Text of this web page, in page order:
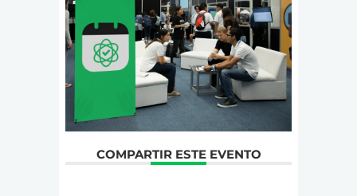
COMPARTIR ESTE EVENTO